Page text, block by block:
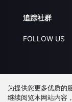
追踪社群
FOLLOW US
为提供您更多优质的
继续阅览本网站内容